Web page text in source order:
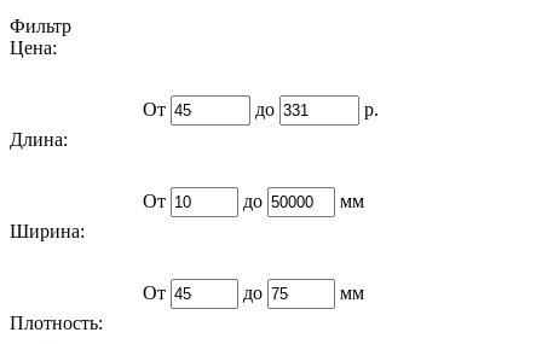
Фильтр
Цена:
От до
р.
Длина:
От до
мм
Ширина:
От до
мм
Плотность: